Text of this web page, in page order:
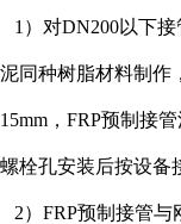
1）对DN200以下
泥同种树脂材料制作
15mm，FRP预制接
螺栓孔安装后按设备
2）FRP预制接管与